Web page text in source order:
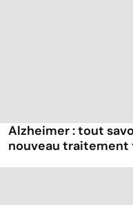
Alzheimer : tout
nouveau